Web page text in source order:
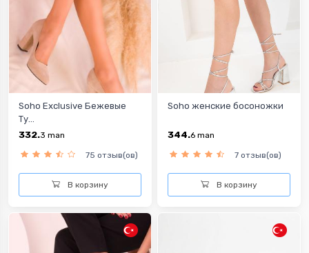
Soho Exclusive Бежевые
Ту...
332.3 man
75 отзыв(ов)
В корзину
Soho женские босоножки
344.6 man
7 отзыв(ов)
В корзину